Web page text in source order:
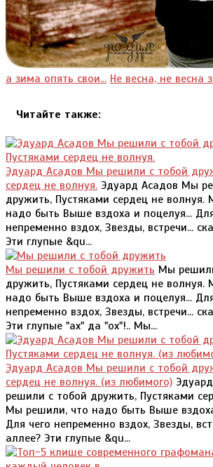
а зима опять свои... Не весна, не весна
Читайте также:
Эдуард Асадов Мы решили с тобой
сердец не волнуя. Эдуард Асадов Мы
дружить, Пустяками сердец не
надо быть Выше вздоха и поцелуя...
непременно вздох, Звезды, встречи...
Эти глупые &qu...
Мы решили с тобой дружить Мы
дружить, Пустяками сердец не
надо быть Выше вздоха и поцелуя...
непременно вздох, Звезды, встречи...
Эти глупые "ах" да "ох"!.. Мы...
Эдуард Асадов Мы решили с тобой
сердец не волнуя. (из любимого)
решили с тобой дружить, Пустяками
Мы решили, что надо быть Выше
Для чего непременно вздох, Звезды,
аллее? Эти глупые &qu...